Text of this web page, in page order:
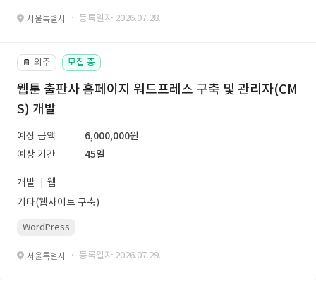
서울특별시 · 등록일자 2026.07.28.
📔 외주 모집 중
웹툰 출판사 홈페이지 워드프레스 구축 및 관리자(CM
S) 개발
예상 금액
6,000,000원
예상 기간
45일
개발
웹
기타(웹사이트 구축)
WordPress
서울특별시 · 등록일자 2026.07.29.